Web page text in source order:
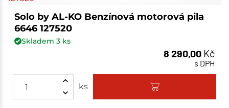
Solo by AL-KO Benzínová motorová pila
6646 127520
Skladem 3ks
8 290,00 Kč
s DPH
ks